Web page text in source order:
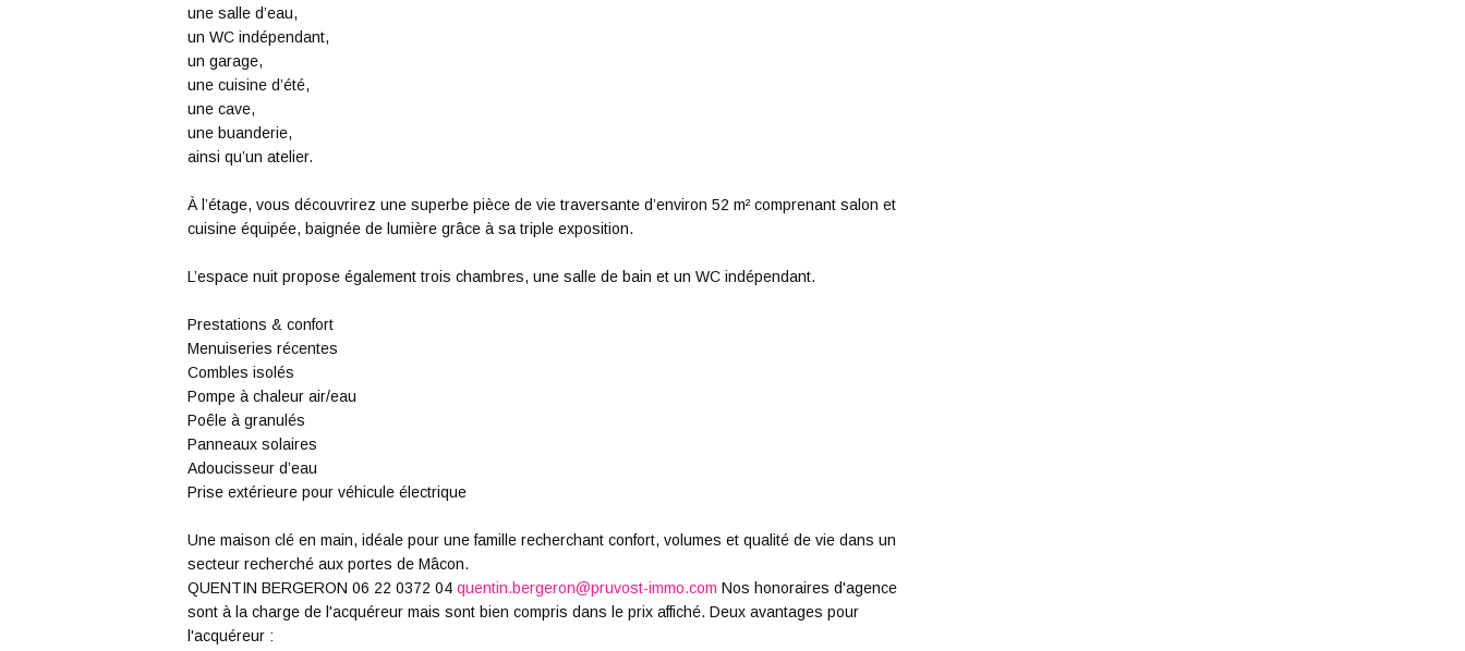
une salle d’eau,
un WC indépendant,
un garage,
une cuisine d’été,
une cave,
une buanderie,
ainsi qu’un atelier.
À l’étage, vous découvrirez une superbe pièce de vie traversante d’environ 52 m² comprenant salon et
cuisine équipée, baignée de lumière grâce à sa triple exposition.
L’espace nuit propose également trois chambres, une salle de bain et un WC indépendant.
Prestations & confort
Menuiseries récentes
Combles isolés
Pompe à chaleur air/eau
Poêle à granulés
Panneaux solaires
Adoucisseur d’eau
Prise extérieure pour véhicule électrique
Une maison clé en main, idéale pour une famille recherchant confort, volumes et qualité de vie dans un
secteur recherché aux portes de Mâcon.
QUENTIN BERGERON 06 22 0372 04 quentin.bergeron@pruvost-immo.com Nos honoraires d'agence
sont à la charge de l'acquéreur mais sont bien compris dans le prix affiché. Deux avantages pour
l'acquéreur :